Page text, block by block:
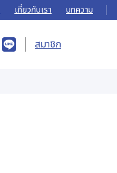
เกี่ยวกับเรา บทความ
สมาชิก